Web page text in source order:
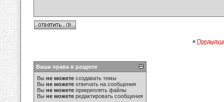
«
Ваши права в разделе
Вы не можете создавать темы
Вы не можете отвечать на сообщения
Вы не можете прикреплять файлы
Вы не можете редактировать сообщения